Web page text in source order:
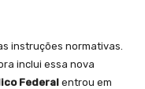
instruções normativas.
inclui essa nova
Federalentrou em